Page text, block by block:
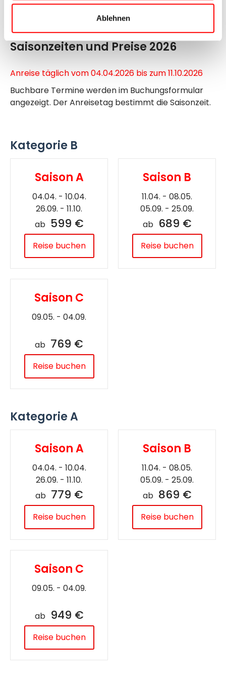
Ablehnen
Leistungen
Saisonzeiten und Preise 2026
Anreise täglich vom 04.04.2026 bis zum 11.10.2026
Buchbare Termine werden im Buchungsformular
angezeigt. Der Anreisetag bestimmt die Saisonzeit.
Kategorie B
Saison A
04.04. - 10.04.
26.09. - 11.10.
ab 599 €
Reise buchen
Saison B
11.04. - 08.05.
05.09. - 25.09.
ab 689 €
Reise buchen
Saison C
09.05. - 04.09.
ab 769 €
Reise buchen
Kategorie A
Saison A
04.04. - 10.04.
26.09. - 11.10.
ab 779 €
Reise buchen
Saison B
11.04. - 08.05.
05.09. - 25.09.
ab 869 €
Reise buchen
Saison C
09.05. - 04.09.
ab 949 €
Reise buchen